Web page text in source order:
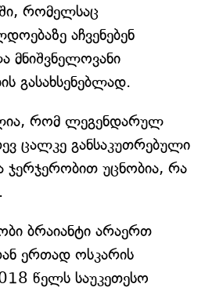
რომელსაც
აჩვენებენ
მნიშვნელოვანი
გასახსენებლად.
რომ ლეგენდარულ
ცალკე განსაკუთრებული
ჯერჯერობით უცნობია, რა
ბრაიანტი არაერთ
ერთად ოსკარის
წელს საუკეთესო